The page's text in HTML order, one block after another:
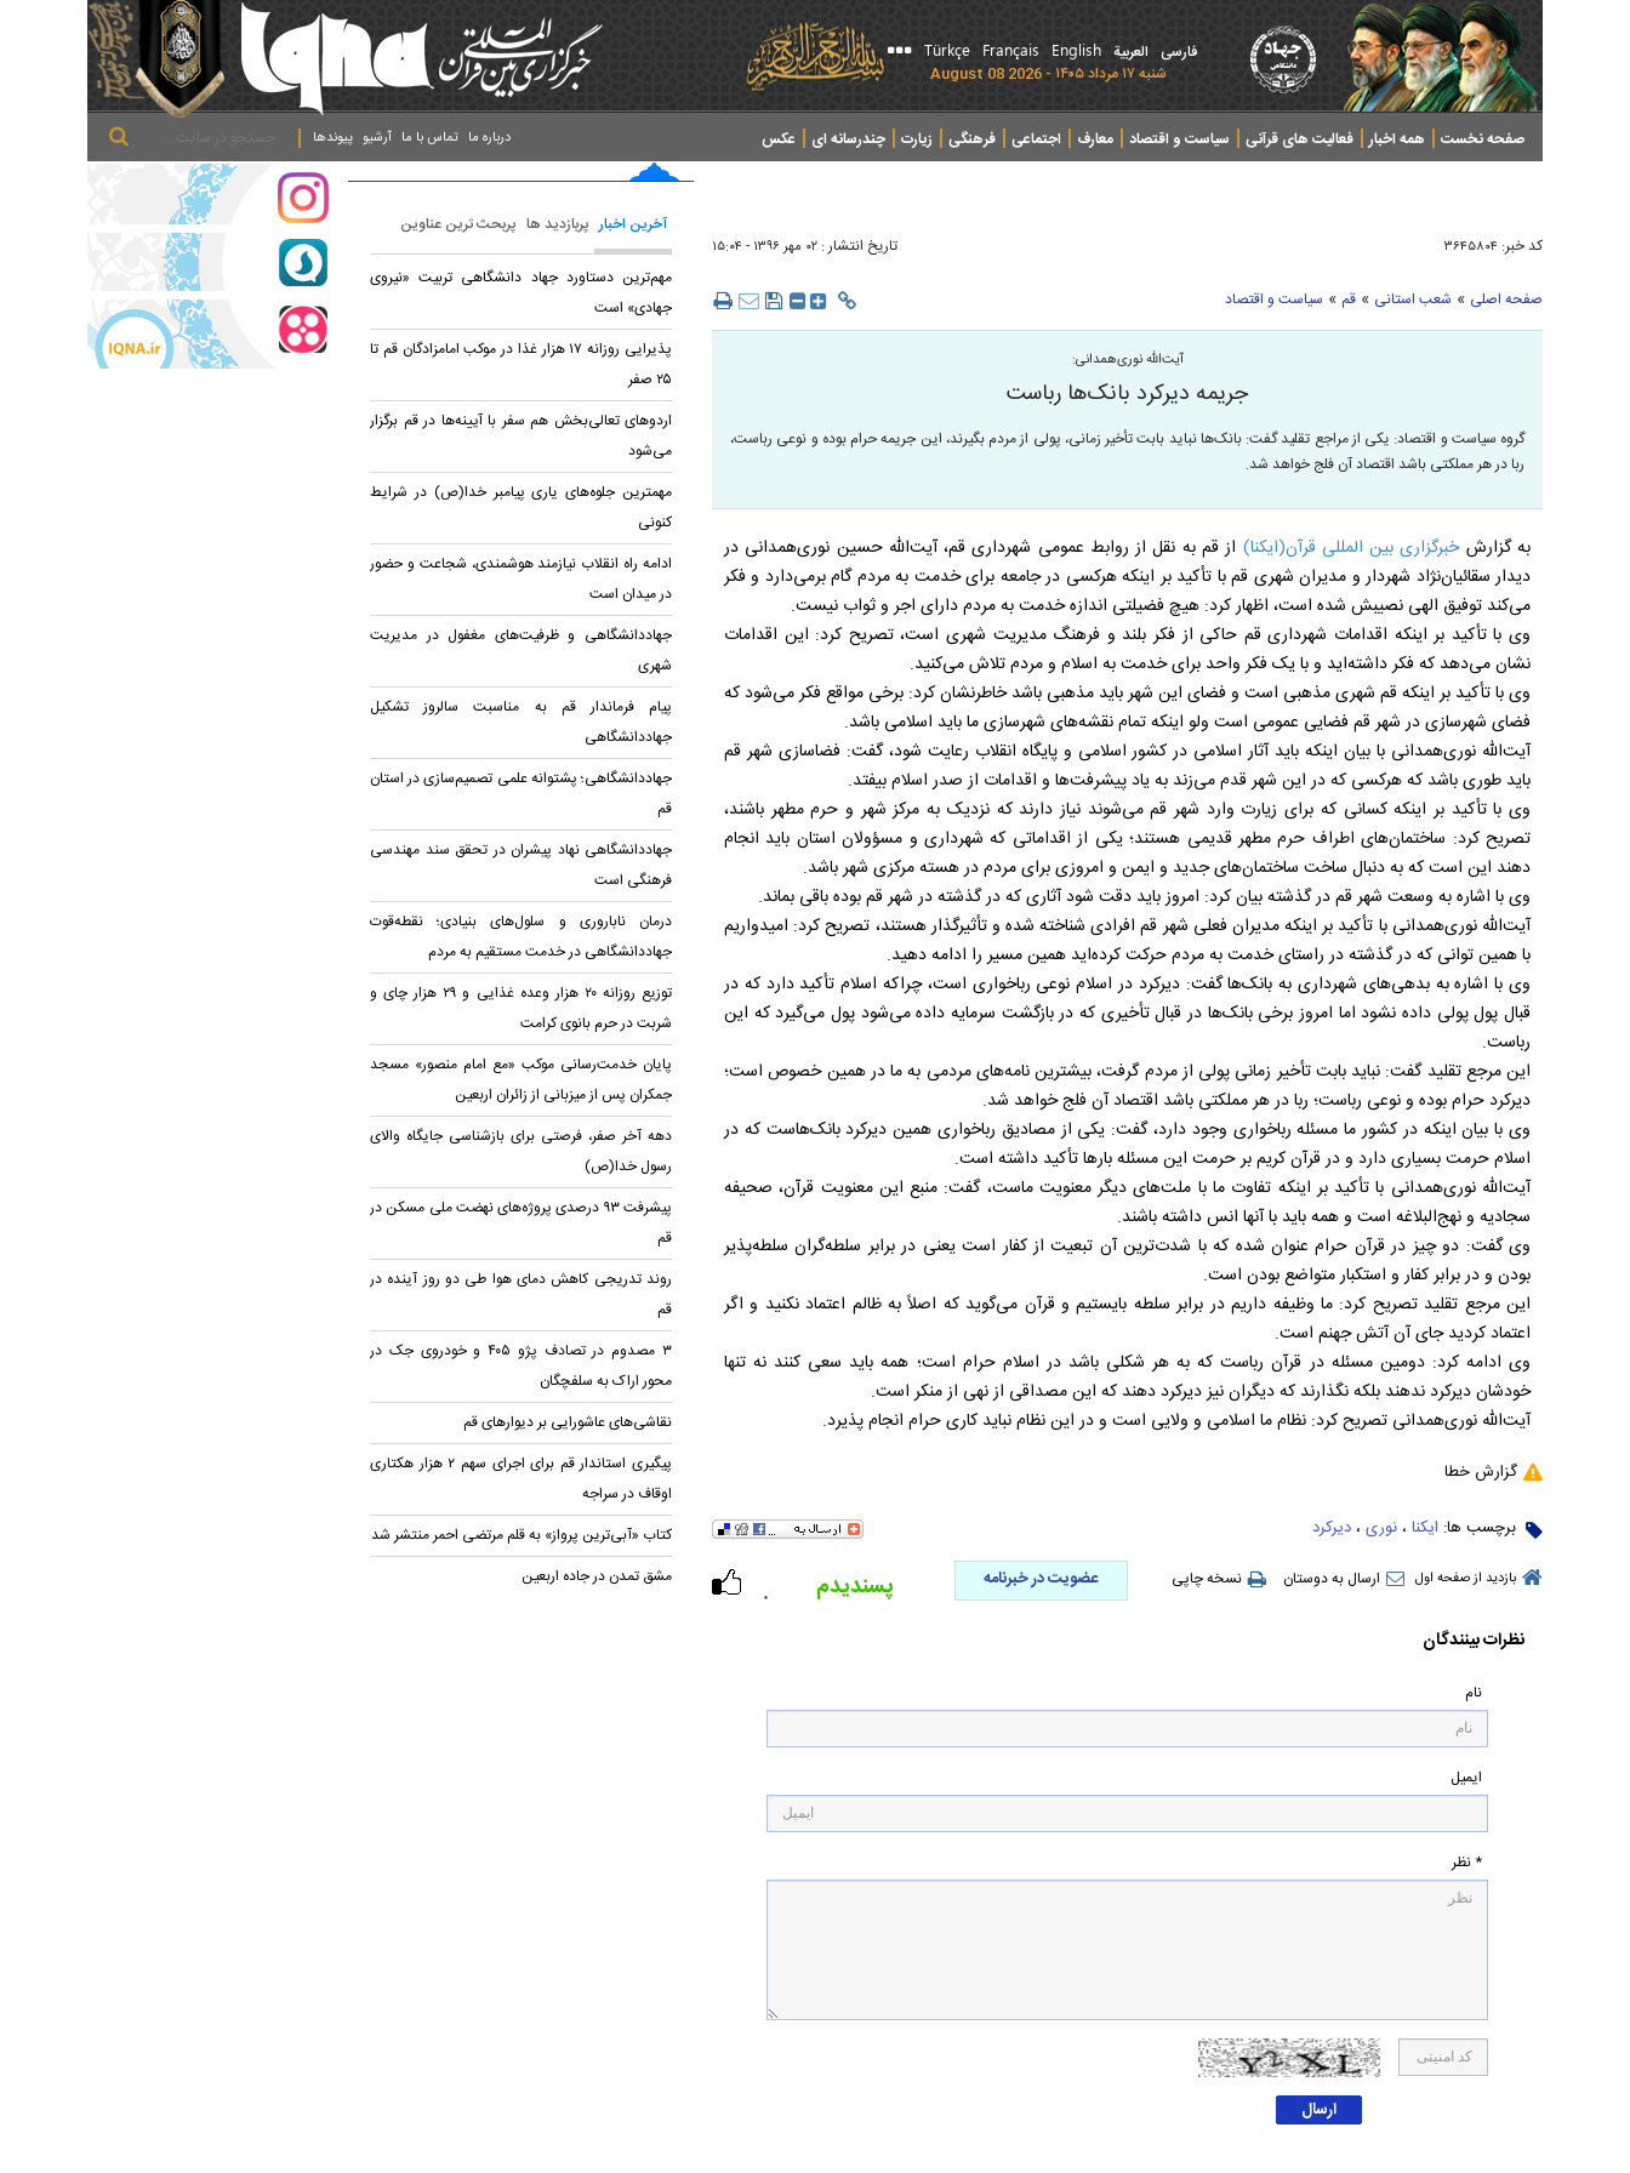
فارسی العربیة English
Français
Türkçe
شنبه ۱۷ مرداد ۱۴۰۵ - 2026 August 08
صفحه نخست همه اخبار فعالیت های قرآنی سیاست و اقتصاد معارف اجتماعی فرهنگی زیارت چندرسانه ای عکس پیوندها آرشیو تماس با ما درباره ما
کد خبر: ۳۶۴۵۸۰۴ تاریخ انتشار : ۰۲ مهر ۱۳۹۶ - ۱۵:۰۴
صفحه اصلی » شعب استانی » قم » سیاست و اقتصاد
آیت‌الله نوری‌همدانی:
جریمه دیرکرد بانک‌ها رباست
گروه سیاست و اقتصاد: یکی از مراجع تقلید گفت: بانک‌ها نباید بابت تأخیر زمانی، پولی از مردم بگیرند، این جریمه حرام بوده و نوعی رباست،
ربا در هر مملکتی باشد اقتصاد آن فلج خواهد شد.
به گزارش خبرگزاری بین المللی قرآن(ایکنا) از قم به نقل از روابط عمومی شهرداری قم، آیت‌الله حسین نوری‌همدانی در
دیدار سقائیان‌نژاد شهردار و مدیران شهری قم با تأکید بر اینکه هرکسی در جامعه برای خدمت به مردم گام برمی‌دارد و فکر
می‌کند توفیق الهی نصیبش شده است، اظهار کرد: هیچ فضیلتی اندازه خدمت به مردم دارای اجر و ثواب نیست.
وی با تأکید بر اینکه اقدامات شهرداری قم حاکی از فکر بلند و فرهنگ مدیریت شهری است، تصریح کرد: این اقدامات
نشان می‌دهد که فکر داشته‌اید و با یک فکر واحد برای خدمت به اسلام و مردم تلاش می‌کنید.
وی با تأکید بر اینکه قم شهری مذهبی است و فضای این شهر باید مذهبی باشد خاطرنشان کرد: برخی مواقع فکر می‌شود که
فضای شهرسازی در شهر قم فضایی عمومی است ولو اینکه تمام نقشه‌های شهرسازی ما باید اسلامی باشد.
آیت‌الله نوری‌همدانی با بیان اینکه باید آثار اسلامی در کشور اسلامی و پایگاه انقلاب رعایت شود، گفت: فضاسازی شهر قم
باید طوری باشد که هرکسی که در این شهر قدم می‌زند به یاد پیشرفت‌ها و اقدامات از صدر اسلام بیفتد.
وی با تأکید بر اینکه کسانی که برای زیارت وارد شهر قم می‌شوند نیاز دارند که نزدیک به مرکز شهر و حرم مطهر باشند،
تصریح کرد: ساختمان‌های اطراف حرم مطهر قدیمی هستند؛ یکی از اقداماتی که شهرداری و مسؤولان استان باید انجام
دهند این است که به دنبال ساخت ساختمان‌های جدید و ایمن و امروزی برای مردم در هسته مرکزی شهر باشد.
وی با اشاره به وسعت شهر قم در گذشته بیان کرد: امروز باید دقت شود آثاری که در گذشته در شهر قم بوده باقی بماند.
آیت‌الله نوری‌همدانی با تأکید بر اینکه مدیران فعلی شهر قم افرادی شناخته شده و تأثیرگذار هستند، تصریح کرد: امیدواریم
با همین توانی که در گذشته در راستای خدمت به مردم حرکت کرده‌اید همین مسیر را ادامه دهید.
وی با اشاره به بدهی‌های شهرداری به بانک‌ها گفت: دیرکرد در اسلام نوعی رباخواری است، چراکه اسلام تأکید دارد که در
قبال پول پولی داده نشود اما امروز برخی بانک‌ها در قبال تأخیری که در بازگشت سرمایه داده می‌شود پول می‌گیرد که این
رباست.
این مرجع تقلید گفت: نباید بابت تأخیر زمانی پولی از مردم گرفت، بیشترین نامه‌های مردمی به ما در همین خصوص است؛
دیرکرد حرام بوده و نوعی رباست؛ ربا در هر مملکتی باشد اقتصاد آن فلج خواهد شد.
وی با بیان اینکه در کشور ما مسئله رباخواری وجود دارد، گفت: یکی از مصادیق رباخواری همین دیرکرد بانک‌هاست که در
اسلام حرمت بسیاری دارد و در قرآن کریم بر حرمت این مسئله بارها تأکید داشته است.
آیت‌الله نوری‌همدانی با تأکید بر اینکه تفاوت ما با ملت‌های دیگر معنویت ماست، گفت: منبع این معنویت قرآن، صحیفه
سجادیه و نهج‌البلاغه است و همه باید با آنها انس داشته باشند.
وی گفت: دو چیز در قرآن حرام عنوان شده که با شدت‌ترین آن تبعیت از کفار است یعنی در برابر سلطه‌گران سلطه‌پذیر
بودن و در برابر کفار و استکبار متواضع بودن است.
این مرجع تقلید تصریح کرد: ما وظیفه داریم در برابر سلطه بایستیم و قرآن می‌گوید که اصلاً به ظالم اعتماد نکنید و اگر
اعتماد کردید جای آن آتش جهنم است.
وی ادامه کرد: دومین مسئله در قرآن رباست که به هر شکلی باشد در اسلام حرام است؛ همه باید سعی کنند نه تنها
خودشان دیرکرد ندهند بلکه نگذارند که دیگران نیز دیرکرد دهند که این مصداقی از نهی از منکر است.
آیت‌الله نوری‌همدانی تصریح کرد: نظام ما اسلامی و ولایی است و در این نظام نباید کاری حرام انجام پذیرد.
گزارش خطا
برچسب ها: ایکنا ، نوری ، دیرکرد
بازدید از صفحه اول ارسال به دوستان نسخه چاپی عضویت در خبرنامه
۰ پسندیدم
نظرات بینندگان
نام
ایمیل
* نظر
آخرین اخبار پربازدید ها پربحث ترین عناوین
مهم‌ترین دستاورد جهاد دانشگاهی تربیت «نیروی
جهادی» است
پذیرایی روزانه ۱۷ هزار غذا در موکب امامزادگان قم تا
۲۵ صفر
اردو‌های تعالی‌بخش هم سفر با آیینه‌ها در قم برگزار
می‌شود
مهمترین جلوه‌های یاری پیامبر خدا(ص) در شرایط
کنونی
ادامه راه انقلاب نیازمند هوشمندی، شجاعت و حضور
در میدان است
جهاددانشگاهی و ظرفیت‌های مغفول در مدیریت
شهری
پیام فرماندار قم به مناسبت سالروز تشکیل
جهاددانشگاهی
جهاددانشگاهی؛ پشتوانه علمی تصمیم‌سازی در استان
قم
جهاددانشگاهی نهاد پیشران در تحقق سند مهندسی
فرهنگی است
درمان ناباروری و سلول‌های بنیادی؛ نقطه‌قوت
جهاددانشگاهی در خدمت مستقیم به مردم
توزیع روزانه ۲۰ هزار وعده غذایی و ۲۹ هزار چای و
شربت در حرم بانوی کرامت
پایان خدمت‌رسانی موکب «مع امام منصور» مسجد
جمکران پس از میزبانی از زائران اربعین
دهه آخر صفر، فرصتی برای بازشناسی جایگاه والای
رسول خدا(ص)
پیشرفت ۹۳ درصدی پروژه‌های نهضت ملی مسکن در
قم
روند تدریجی کاهش دمای هوا طی دو روز آینده در
قم
۳ مصدوم در تصادف پژو ۴۰۵ و خودروی جک در
محور اراک به سلفچگان
نقاشی‌های عاشورایی بر دیوار‌های قم
پیگیری استاندار قم برای اجرای سهم ۲ هزار هکتاری
اوقاف در سراجه
کتاب «آبی‌ترین پرواز» به قلم مرتضی احمر منتشر شد
مشق تمدن در جاده اربعین